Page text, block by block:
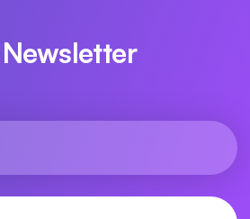
Newsletter